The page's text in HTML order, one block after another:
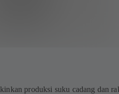
produksi suku cadang dan